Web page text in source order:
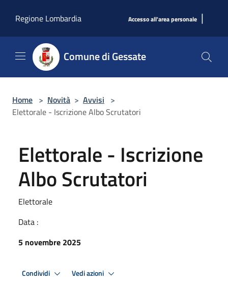
Regione Lombardia
Accesso all'area personale |
Comune di Gessate
Home > Novità > Avvisi >
Elettorale - Iscrizione Albo Scrutatori
Elettorale - Iscrizione
Albo Scrutatori
Elettorale
Data :
5 novembre 2025
Condividi Vedi azioni